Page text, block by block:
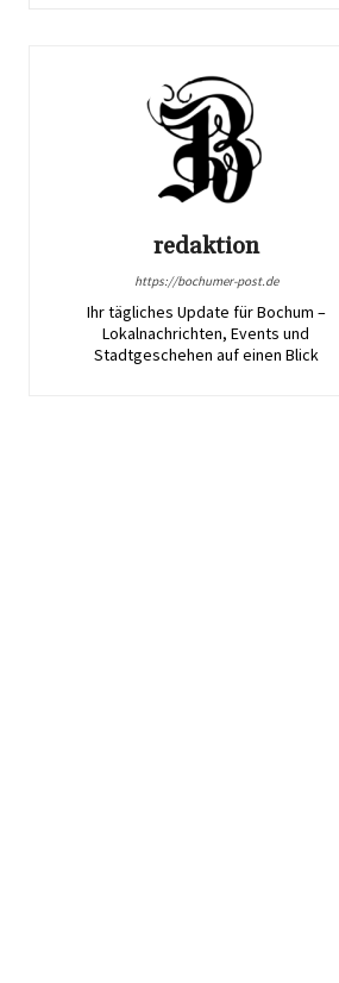
redaktion
https://bochumer-post.de
Ihr tägliches Update für Bochum –
Lokalnachrichten, Events und
Stadtgeschehen auf einen Blick